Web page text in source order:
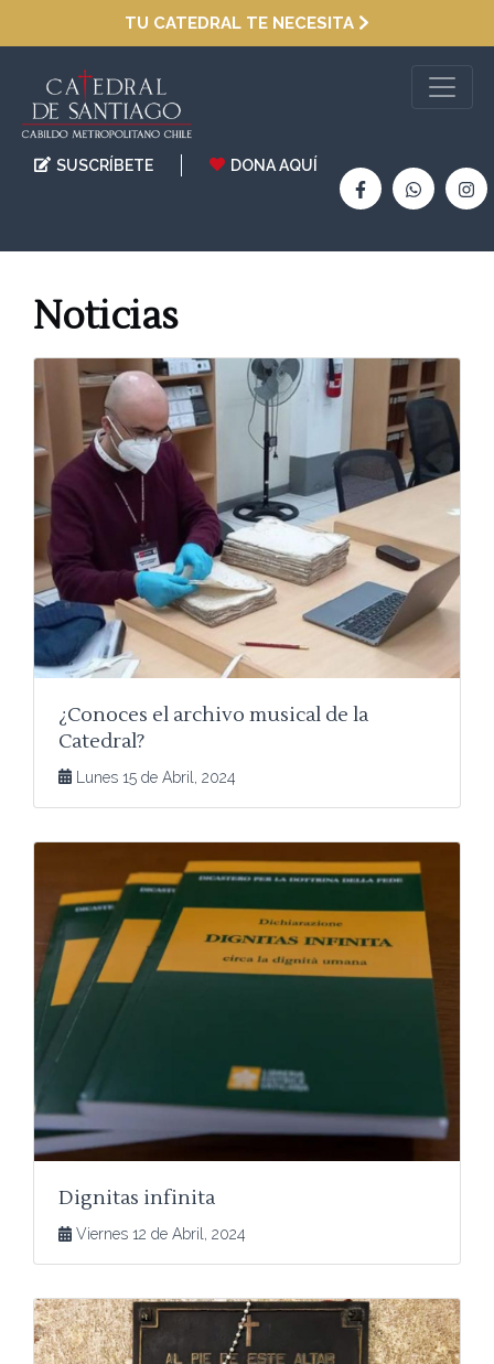
TU CATEDRAL TE NECESITA
SUSCRÍBETE DONA AQUÍ
Noticias
¿Conoces el archivo musical de la
Catedral?
Lunes 15 de Abril, 2024
Dignitas infinita
Viernes 12 de Abril, 2024